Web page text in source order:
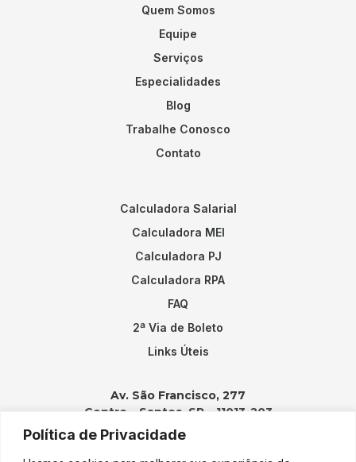
Política de Privacidade
Quem Somos
Equipe
Serviços
Especialidades
Blog
Trabalhe Conosco
Contato
Calculadora Salarial
Calculadora MEI
Calculadora PJ
Calculadora RPA
FAQ
2ª Via de Boleto
Links Úteis
Av. São Francisco, 277
Centro – Santos, SP – 11013-203
Contatos: